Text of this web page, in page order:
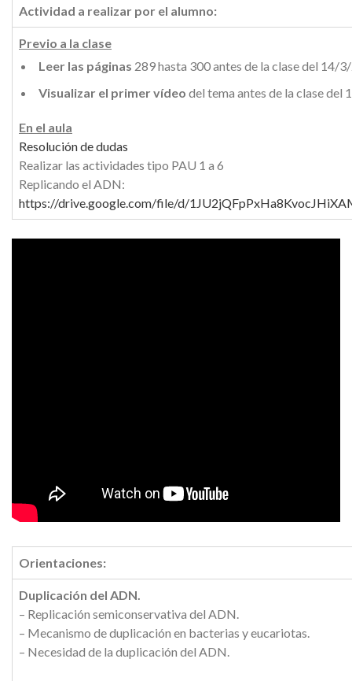
Actividad a realizar por el alumno:
Previo a la clase
Leer las páginas 289 hasta 300 antes de la clase del 14/
Visualizar el primer vídeo del tema antes de la clase del
En el aula
Resolución de dudas
Realizar las actividades tipo PAU 1 a 6
Replicando el ADN:
https://drive.google.com/file/d/
Orientaciones:
Duplicación del ADN.
– Replicación semiconservativa del ADN.
– Mecanismo de duplicación en bacterias y eucariotas.
– Necesidad de la duplicación del ADN.